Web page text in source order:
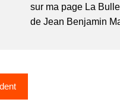
sur ma page La
de Jean Benjamin